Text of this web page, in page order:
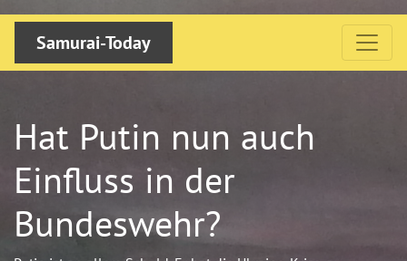
Samurai-Today
Hat Putin nun auch
Einfluss in der
Bundeswehr?